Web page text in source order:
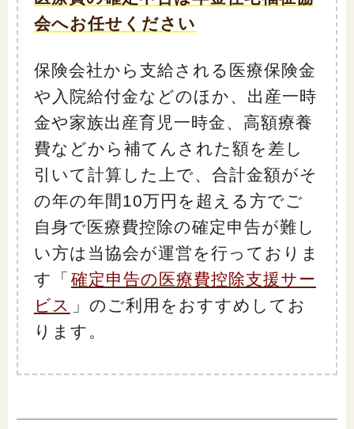
会へお任せください
保険会社から支給される医療保険金
や入院給付金などのほか、出産一時
金や家族出産育児一時金、高額療養
費などから補てんされた額を差し
引いて計算した上で、合計金額がそ
の年の年間10万円を超える方でご
自身で医療費控除の確定申告が難し
い方は当協会が運営を行っておりま
す「 確定申告の医療費控除支援サー
ビス
」のご利用をおすすめしてお
ります。